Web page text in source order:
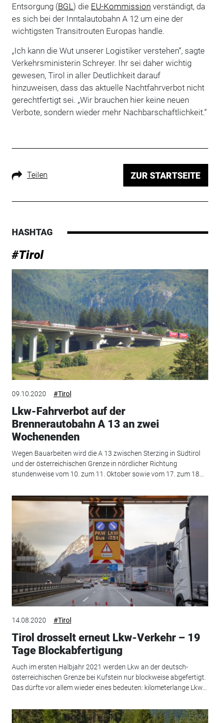
Entsorgung (BGL ) die EU-Kommission verständigt, da
es sich bei der Inntalautobahn A 12 um eine der
wichtigsten Transitrouten Europas handle.
„Ich kann die Wut unserer Logistiker verstehen“, sagte
Verkehrsministerin Schreyer. Ihr sei daher wichtig
gewesen, Tirol in aller Deutlichkeit darauf
hinzuweisen, dass das aktuelle Nachtfahrverbot nicht
gerechtfertigt sei. „Wir brauchen hier keine neuen
Verbote, sondern wieder mehr Nachbarschaftlichkeit.“
Teilen ZUR STARTSEITE
HASHTAG
#Tirol
09.10.2020 #Tirol
Lkw-Fahrverbot auf der
Brennerautobahn A 13 an zwei
Wochenenden
Wegen Bauarbeiten wird die A 13 zwischen Sterzing in Südtirol
und der österreichischen Grenze in nördlicher Richtung
stundenweise vom 10. zum 11. Oktober sowie vom 17. zum 18...
14.08.2020 #Tirol
Tirol drosselt erneut Lkw-Verkehr – 19
Tage Blockabfertigung
Auch im ersten Halbjahr 2021 werden Lkw an der deutsch-
österreichischen Grenze bei Kufstein nur blockweise abgefertigt.
Das dürfte vor allem wieder eines bedeuten: kilometerlange Lkw...